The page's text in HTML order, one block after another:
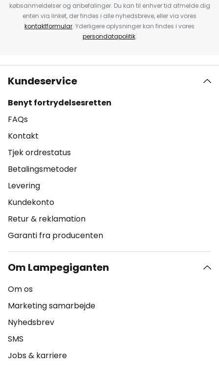
købsanmeldelser og anbefalinger. Du kan til enhver tid afmelde dig
enten via linket, der findes i alle nyhedsbreve, eller via vores
kontaktformular. Yderligere oplysninger kan findes i vores
persondatapolitik.
Kundeservice
Benyt fortrydelsesretten
FAQs
Kontakt
Tjek ordrestatus
Betalingsmetoder
Levering
Kundekonto
Retur & reklamation
Garanti fra producenten
Om Lampegiganten
Om os
Marketing samarbejde
Nyhedsbrev
SMS
Jobs & karriere